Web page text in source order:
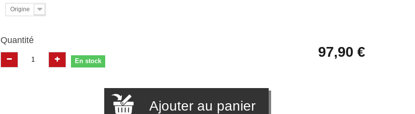
Origine
Quantité
En stock
97,90 €
Ajouter au panier